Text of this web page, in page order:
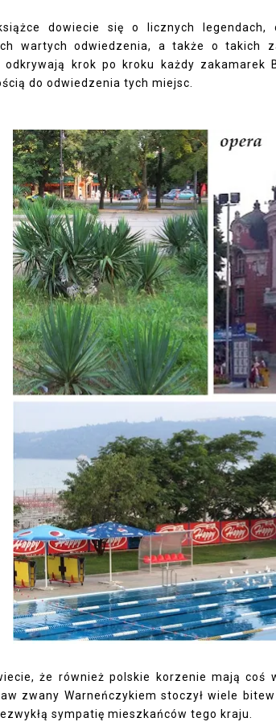
dowiecie się o licznych legendach,
wartych odwiedzenia, a także o takich
odkrywają krok po kroku każdy zakamarek
do odwiedzenia tych miejsc.
że również polskie korzenie mają coś
zwany Warneńczykiem stoczył wiele
sympatię mieszkańców tego kraju.